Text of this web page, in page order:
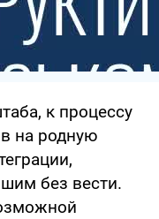
к процессу
на родную
без вести.